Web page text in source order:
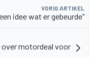
VORIG ARTIKEL
idee wat er gebeurde"
motordeal voor